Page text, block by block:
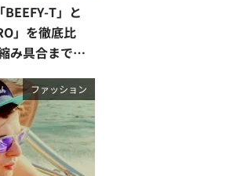
T」と
」を徹底比
み具合まで正
ファッション